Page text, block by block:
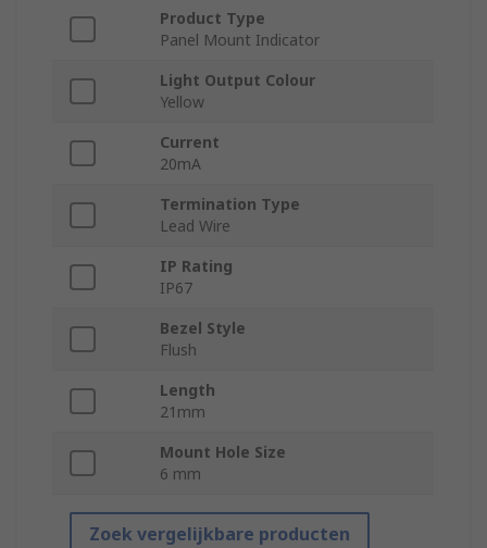
Product Type
Panel Mount Indicator
Light Output Colour
Yellow
Current
20mA
Termination Type
Lead Wire
IP Rating
IP67
Bezel Style
Flush
Length
21mm
Mount Hole Size
6 mm
Zoek vergelijkbare producten